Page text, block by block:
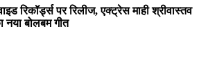
रिकॉर्ड्स पर रिलीज, एक्ट्रेस माही श्रीवास्तव
नया बोलबम गीत